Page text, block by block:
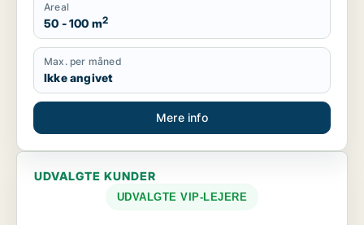
Areal
50 - 100 m2
Max. per måned
Ikke angivet
Mere info
UDVALGTE KUNDER
UDVALGTE VIP-LEJERE